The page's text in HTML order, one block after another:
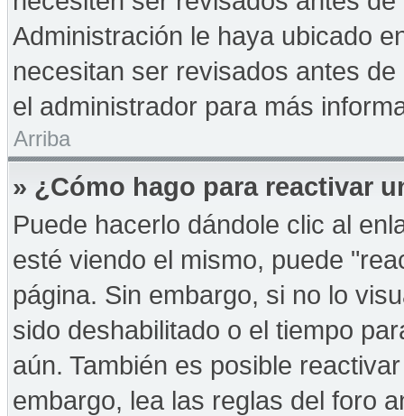
Administración le haya ubicado
necesitan ser revisados antes
el administrador para más
Arriba
» ¿Cómo hago para reactivar
Puede hacerlo dándole clic al
esté viendo el mismo, puede
página. Sin embargo, si no lo
sido deshabilitado o el tiempo
aún. También es posible
embargo, lea las reglas del foro